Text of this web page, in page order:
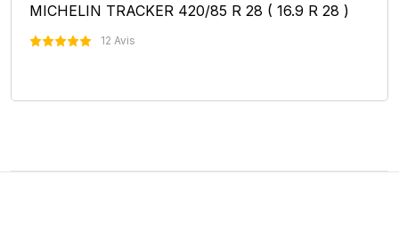
MICHELIN TRACKER 420/85 R 28 ( 16.9 R 28 )
12 Avis